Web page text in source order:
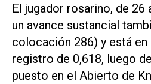
El jugador rosarino, de
un avance sustancial
colocación 286) y está en
registro de 0,618, luego
puesto en el Abierto de